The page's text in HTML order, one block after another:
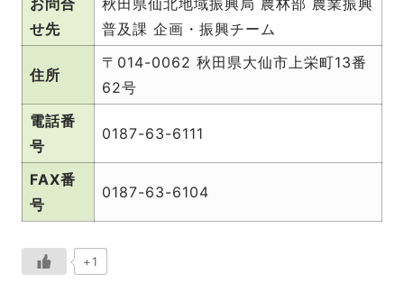
お問合
せ先
秋田県仙北地域振興局 農林部 農業振興
普及課 企画・振興チーム
住所
〒014-0062 秋田県大仙市上栄町13番
62号
電話番
号
0187-63-6111
FAX番
号
0187-63-6104
+1